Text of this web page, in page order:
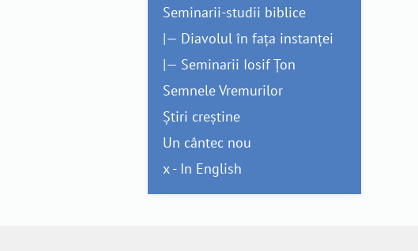
Seminarii-studii biblice
|— Diavolul în fața instanței
|— Seminarii Iosif Țon
Semnele Vremurilor
Știri creștine
Un cântec nou
x - In English